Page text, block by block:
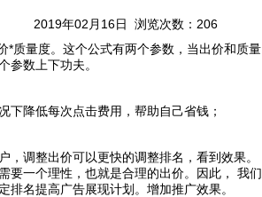
2019年02月16日 浏览次数： 206
量度。这个公式有两个参数，当出价和质量
参数上下功夫。
降低每次点击费用，帮助自己省钱；
调整出价可以更快的调整排名，看到效果。
要一个理性，也就是合理的出价。因此， 我们
名提高广告展现计划。增加推广效果。